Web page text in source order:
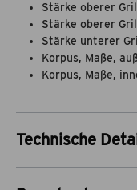
Stärke oberer
Stärke oberer
Stärke unterer
Korpus, Maße,
Korpus, Maße,
Technische